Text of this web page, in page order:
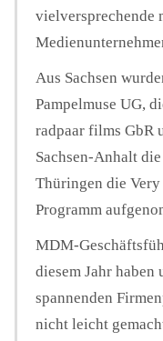
vielversprechende
Aus Sachsen
Pampelmuse UG,
radpaar films GbR
Sachsen-Anhalt
Thüringen die
Programm
MDM-
diesem Jahr
spannenden
nicht leicht